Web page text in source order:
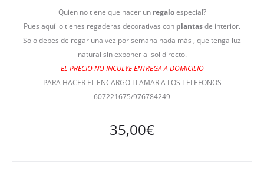
Quien no tiene que hacer un regaloespecial?
Pues aquí lo tienes regaderas decorativas con plantasde interior.
Solo debes de regar una vez por semana nada más , que tenga luz
natural sin exponer al sol directo.
EL PRECIO NO INCULYE ENTREGA A DOMICILIO
PARA HACER EL ENCARGO LLAMAR A LOS TELEFONOS
607221675/976784249
35,00€